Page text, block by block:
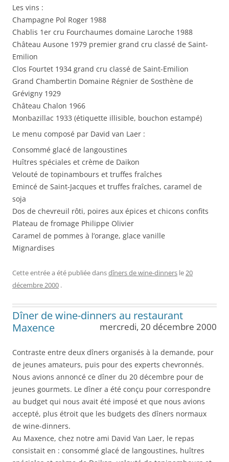
Les vins :
Champagne Pol Roger 1988
Chablis 1er cru Fourchaumes domaine Laroche 1988
Château Ausone 1979 premier grand cru classé de Saint-
Emilion
Clos Fourtet 1934 grand cru classé de Saint-Emilion
Grand Chambertin Domaine Régnier de Sosthène de
Grévigny 1929
Château Chalon 1966
Monbazillac 1933 (étiquette illisible, bouchon estampé)
Le menu composé par David van Laer :
Consommé glacé de langoustines
Huîtres spéciales et crème de Daikon
Velouté de topinambours et truffes fraîches
Emincé de Saint-Jacques et truffes fraîches, caramel de
soja
Dos de chevreuil rôti, poires aux épices et chicons confits
Plateau de fromage Philippe Olivier
Caramel de pommes à l’orange, glace vanille
Mignardises
Cette entrée a été publiée dansdîners de wine-dinners le20
décembre 2000 .
Dîner de wine-dinners au restaurant
Maxence
mercredi, 20 décembre 2000
Contraste entre deux dîners organisés à la demande, pour
de jeunes amateurs, puis pour des experts chevronnés.
Nous avions annoncé ce dîner du 20 décembre pour de
jeunes gourmets. Le dîner a été conçu pour correspondre
au budget qui nous avait été imposé et que nous avions
accepté, plus étroit que les budgets des dîners normaux
de wine-dinners.
Au Maxence, chez notre ami David Van Laer, le repas
consistait en : consommé glacé de langoustines, huîtres